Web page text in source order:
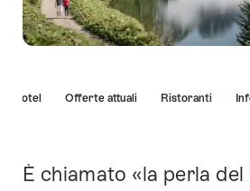
conducono
Hotel Offerte attuali Ristoranti
Introduzione
È chiamato «la perla del